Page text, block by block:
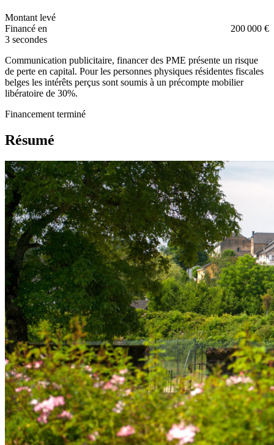
Montant levé
200 000 €
Financé en
3 secondes
Communication publicitaire, financer des PME présente un risque
de perte en capital. Pour les personnes physiques résidentes fiscales
belges les intérêts perçus sont soumis à un précompte mobilier
libératoire de 30%.
Financement terminé
Résumé